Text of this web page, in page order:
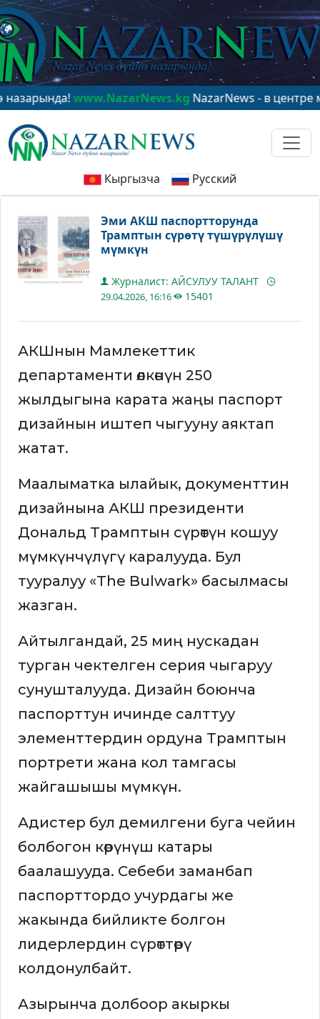
www.NazarNews.kgNazarNews - в центре
Кыргызча Русский
Эми АКШ паспортторунда
Трамптын сүрөтү түшүрүлүшү
мүмкүн
Журналист: АЙСУЛУУ ТАЛАНТ
29.04.2026, 16:16 15401
АКШнын Мамлекеттик
департаменти өлкөнүн 250
жылдыгына карата жаңы паспорт
дизайнын иштеп чыгууну аяктап
жатат.
Маалыматка ылайык, документтин
дизайнына АКШ президенти
Дональд Трамптын сүрөтүн кошуу
мүмкүнчүлүгү каралууда. Бул
тууралуу «The Bulwark» басылмасы
жазган.
Айтылгандай, 25 миң нускадан
турган чектелген серия чыгаруу
сунушталууда. Дизайн боюнча
паспорттун ичинде салттуу
элементтердин ордуна Трамптын
портрети жана кол тамгасы
жайгашышы мүмкүн.
Адистер бул демилгени буга чейин
болбогон көрүнүш катары
баалашууда. Себеби заманбап
паспорттордо учурдагы же
жакында бийликте болгон
лидерлердин сүрөттөрү
колдонулбайт.
Азырынча долбоор акыркы